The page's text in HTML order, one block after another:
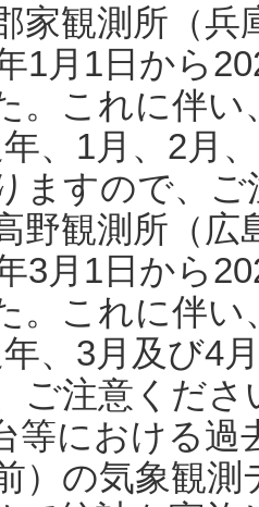
家観測所（
1月1日から
。これに伴い
、1月、2月
ますので、
野観測所（
3月1日から
。これに伴い
、3月及び4
ご注意くだ
等における過
）の気象観